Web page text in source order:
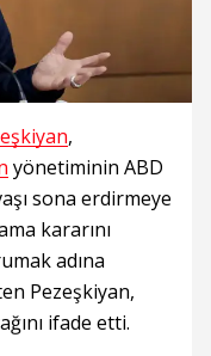
,
yönetiminin ABD
sona erdirmeye
kararını
adına
Pezeşkiyan,
ifade etti.